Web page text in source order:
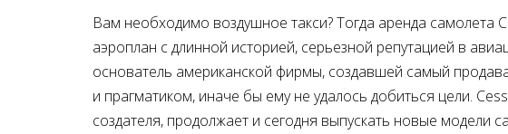
Вам необходимо воздушное такси? Тогда аренда самолета
аэроплан с длинной историей, серьезной репутацией в
основатель американской фирмы, создавшей самый
и прагматиком, иначе бы ему не удалось добиться цели.
создателя, продолжает и сегодня выпускать новые модели